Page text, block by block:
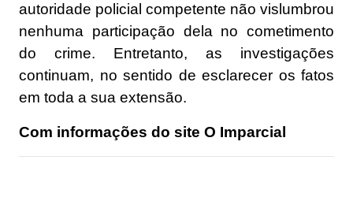
autoridade policial competente não vislumbrou
nenhuma participação dela no cometimento
do crime. Entretanto, as investigações
continuam, no sentido de esclarecer os fatos
em toda a sua extensão.
Com informações do site O Imparcial